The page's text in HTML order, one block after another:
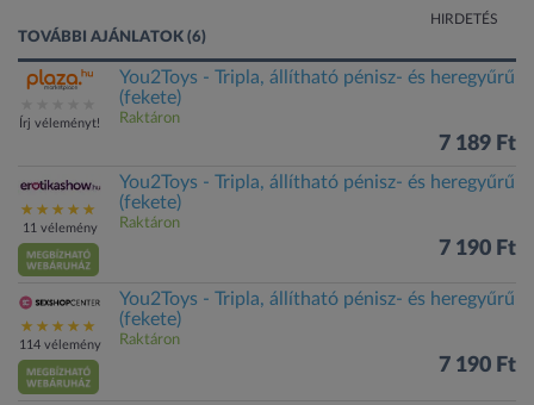
HIRDETÉS
TOVÁBBI AJÁNLATOK (6)
Írj véleményt!
You2Toys - Tripla, állítható pénisz- és heregyűrű
(fekete)
Raktáron
7 189 Ft
11 vélemény
You2Toys - Tripla, állítható pénisz- és heregyűrű
(fekete)
Raktáron
7 190 Ft
114 vélemény
You2Toys - Tripla, állítható pénisz- és heregyűrű
(fekete)
Raktáron
7 190 Ft